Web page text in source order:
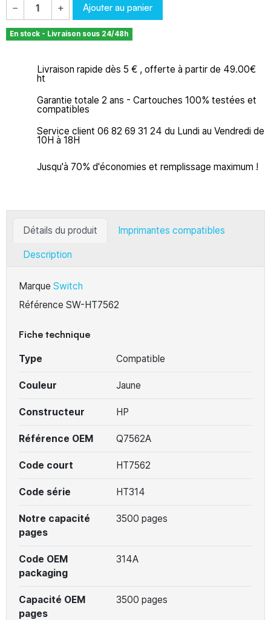
− + Ajouter au panier
En stock - Livraison sous 24/48h
Livraison rapide dès 5 € , offerte à partir de 49.00€
ht
Garantie totale 2 ans - Cartouches 100% testées et
compatibles
Service client 06 82 69 31 24 du Lundi au Vendredi de
10H à 18H
Jusqu'à 70% d'économies et remplissage maximum !
Détails du produit Imprimantes compatibles
Description
Marque Switch
Référence SW-HT7562
Fiche technique
Type Compatible
Couleur Jaune
Constructeur HP
Référence OEM Q7562A
Code court HT7562
Code série HT314
Notre capacité
pages
3500 pages
Code OEM
packaging
314A
Capacité OEM
pages
3500 pages